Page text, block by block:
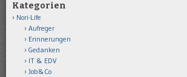
Kategorien
Nori-Life
Aufreger
Erinnerungen
Gedanken
IT & EDV
Job&Co